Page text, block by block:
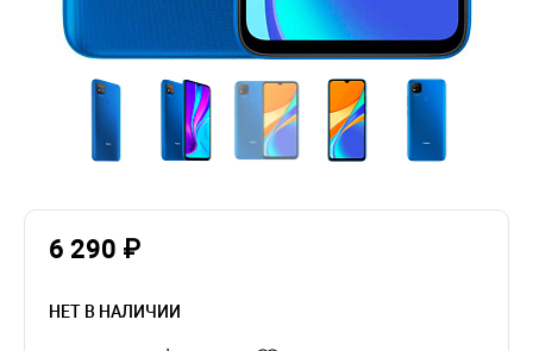
6 290 ₽
НЕТ В НАЛИЧИИ